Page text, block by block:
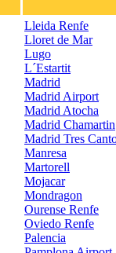
Lleida Renfe
Lloret de Mar
Lugo
L´Estartit
Madrid
Madrid Airport
Madrid Atocha
Madrid Chamartin
Madrid Tres
Manresa
Martorell
Mojacar
Mondragon
Ourense Renfe
Oviedo Renfe
Palencia